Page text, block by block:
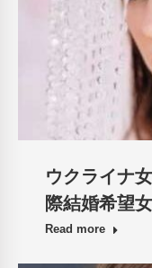
ウクライナ
際結婚希望
Read more